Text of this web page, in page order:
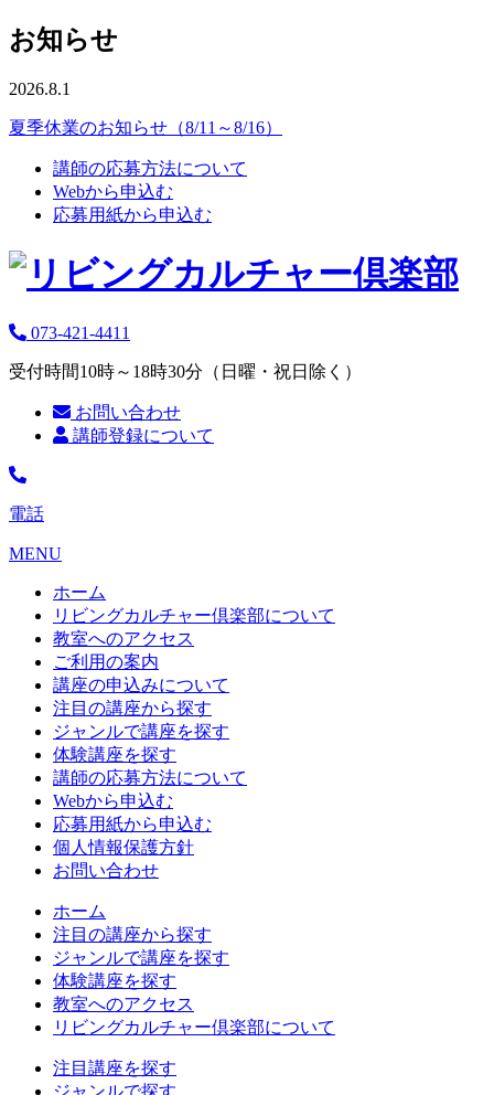
お知らせ
2026.8.1
夏季休業のお知らせ（8/11～8/16）
講師の応募方法について
Webから申込む
応募用紙から申込む
073-421-4411
受付時間10時～18時30分（日曜・祝日除く）
お問い合わせ
講師登録について
電話
MENU
ホーム
リビングカルチャー倶楽部について
教室へのアクセス
ご利用の案内
講座の申込みについて
注目の講座から探す
ジャンルで講座を探す
体験講座を探す
講師の応募方法について
Webから申込む
応募用紙から申込む
個人情報保護方針
お問い合わせ
ホーム
注目の講座から探す
ジャンルで講座を探す
体験講座を探す
教室へのアクセス
リビングカルチャー倶楽部について
注目講座を探す
ジャンルで探す